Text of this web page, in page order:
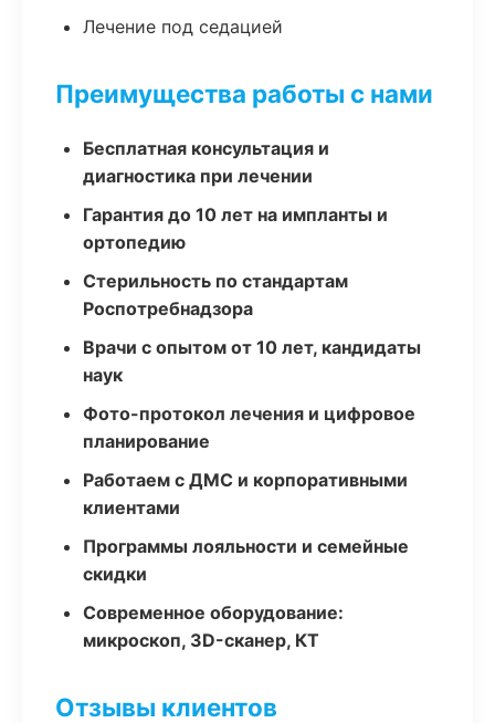
Лечение под седацией
Преимущества работы с нами
Бесплатная консультация и
диагностика при лечении
Гарантия до 10 лет на импланты и
ортопедию
Стерильность по стандартам
Роспотребнадзора
Врачи с опытом от 10 лет, кандидаты
наук
Фото-протокол лечения и цифровое
планирование
Работаем с ДМС и корпоративными
клиентами
Программы лояльности и семейные
скидки
Современное оборудование:
микроскоп, 3D-сканер, КТ
Отзывы клиентов